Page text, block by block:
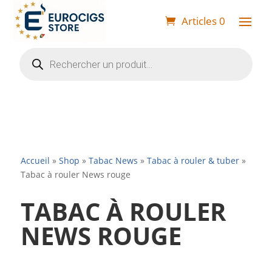
Articles 0
produits
Accueil » Shop » Tabac News » Tabac à rouler & tuber»
Tabac à rouler News rouge
TABAC À ROULER
NEWS ROUGE